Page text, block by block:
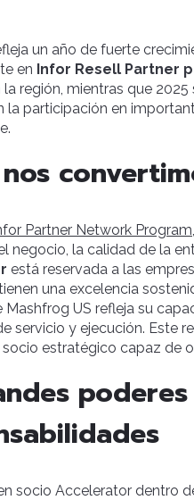
un año de fuerte
en Infor Resell Partner
la región, mientras que
la participación en
Partner Network Program
negocio, la calidad de la
está reservada a las
una excelencia
Mashfrog US refleja su
servicio y ejecución. Este
estratégico capaz de
socio Accelerator dentro